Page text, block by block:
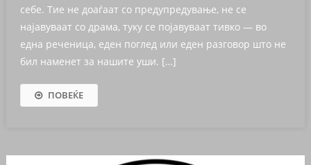
себе. Тие не доаѓаат со предупредување, не се
најавуваат со драма, туку се појавуваат тивко — во
една реченица, еден поглед или еден разговор што не
бил наменет за нашите уши. […]
ПОВЕЌЕ